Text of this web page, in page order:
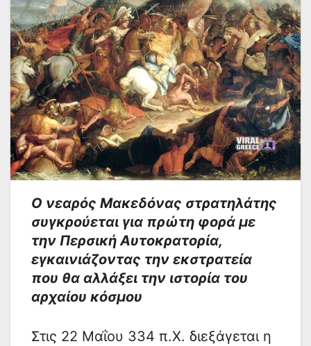
Ο νεαρός Μακεδόνας στρατηλάτης
συγκρούεται για πρώτη φορά με
την Περσική Αυτοκρατορία,
εγκαινιάζοντας την εκστρατεία
που θα αλλάξει την ιστορία του
αρχαίου κόσμου
Στις 22 Μαΐου 334 π.Χ. διεξάγεται η